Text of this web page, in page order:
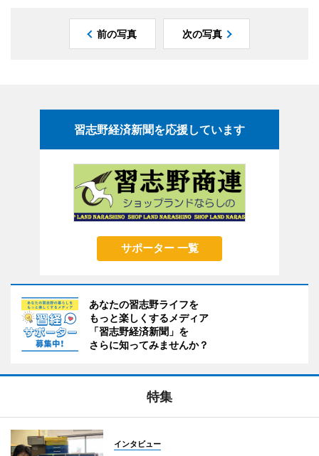
前の写真 次の写真
習志野経済新聞を応援しています
サポーター 一覧
あなたの習志野ライフを
もっと楽しくするメディア
「習志野経済新聞」を
さらに知ってみませんか？
特集
インタビュー